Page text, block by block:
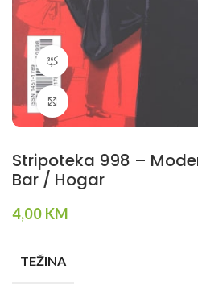
360 product view
Klikni da povečaš
Stripoteka 998 –
Bar / Hogar
4,00 KM
TEŽINA